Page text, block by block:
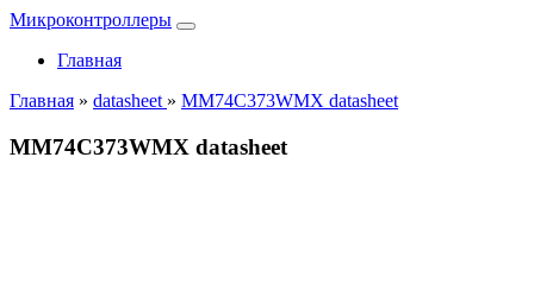
Микроконтроллеры
Главная
Главная » datasheet » MM74C373WMX datasheet
MM74C373WMX datasheet